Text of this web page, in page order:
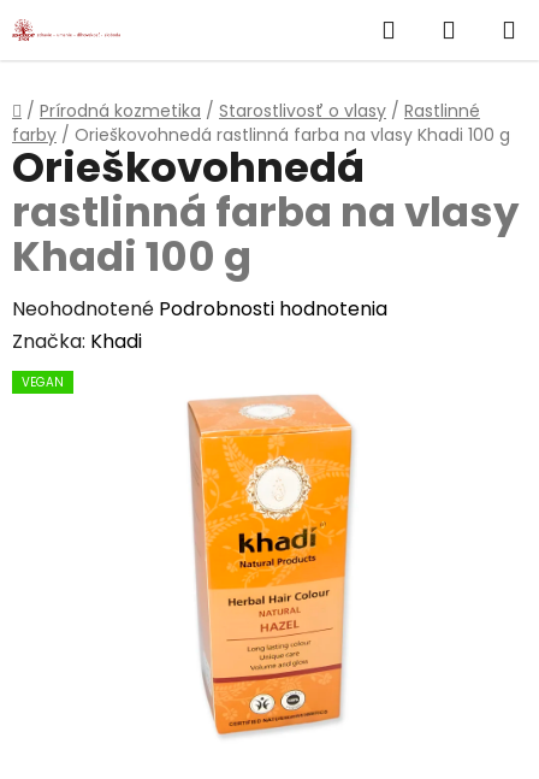
Prejsť
na
Hľadať
KOŠÍK
Domov
/ Prírodná kozmetika / Starostlivosť o vlasy / Rastlinné
farby / Orieškovohnedá rastlinná farba na vlasy Khadi 100 g
Orieškovohnedá
rastlinná farba na vlasy
Khadi 100 g
Priemerné
hodnotenie
produktu
Neohodnotené Podrobnosti hodnotenia
Značka: Khadi
VEGAN